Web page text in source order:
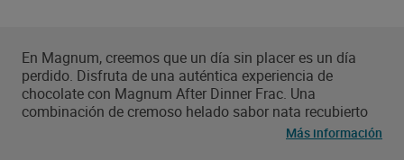
En Magnum, creemos que un día sin placer es un día
perdido. Disfruta de una auténtica experiencia de
chocolate con Magnum After Dinner Frac. Una
combinación de cremoso helado sabor nata recubierto
de crujiente chocolate negro Magnum. Es el formato
Más información